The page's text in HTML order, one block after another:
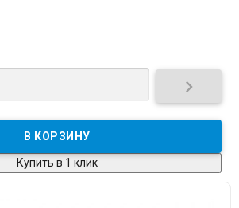

Купить в 1 клик